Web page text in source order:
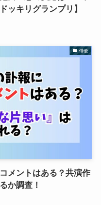
ッキリグランプリ】
俳優
メントはある？共演作
か調査！